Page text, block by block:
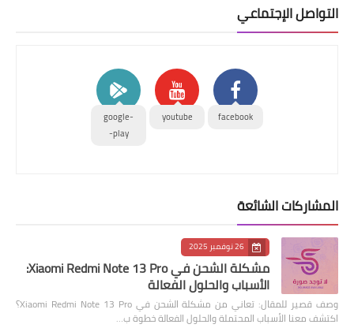
التواصل الإجتماعي
facebook
youtube
google-
play-
المشاركات الشائعة
26 نوفمبر 2025
مشكلة الشحن في Xiaomi Redmi Note 13 Pro:
الأسباب والحلول الفعالة
وصف قصير للمقال: تعاني من مشكلة الشحن في Xiaomi Redmi Note 13 Pro؟
اكتشف معنا الأسباب المحتملة والحلول الفعالة خطوة ب…